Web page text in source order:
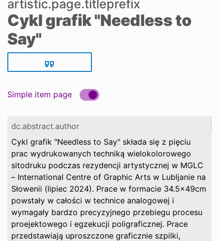
artistic.page.titleprefix
Cykl grafik "Needless to
Say"
Simple item page
dc.abstract.author
Cykl grafik "Needless to Say" składa się z pięciu
prac wydrukowanych techniką wielokolorowego
sitodruku podczas rezydencji artystycznej w MGLC
– International Centre of Graphic Arts w Lubljanie na
Słowenii (lipiec 2024). Prace w formacie 34.5x49cm
powstały w całości w technice analogowej i
wymagały bardzo precyzyjnego przebiegu procesu
proejektowego i egzekucji poligraficznej. Prace
przedstawiają uproszczone graficznie szpilki,